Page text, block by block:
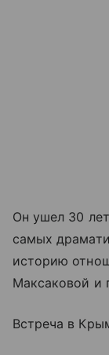
Он ушел 30
самых
историю
Максаковой и
Встреча в